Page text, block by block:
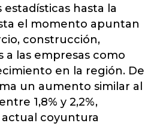
hasta la
el momento apuntan
construcción,
a las empresas como
en la región. De
un aumento similar al
1,8% y 2,2%,
coyuntura